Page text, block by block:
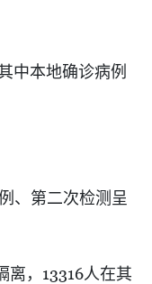
中本地确诊病例
、第二次检测呈
， 13316人在其